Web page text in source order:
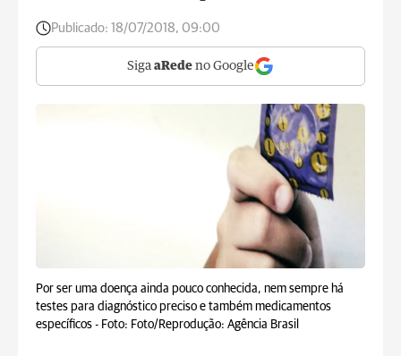
Publicado: 18/07/2018, 09:00
Siga aRede no Google
Por ser uma doença ainda pouco conhecida, nem sempre há
testes para diagnóstico preciso e também medicamentos
específicos - Foto: Foto/Reprodução: Agência Brasil